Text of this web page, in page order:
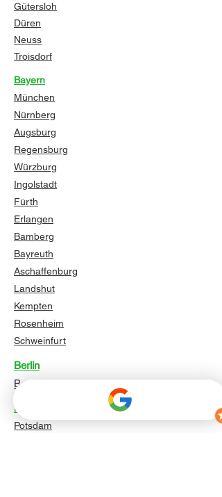
Gütersloh
Düren
Neuss
Troisdorf
Bayern
München
Nürnberg
Augsburg
Regensburg
Würzburg
Ingolstadt
Fürth
Erlangen
Bamberg
Bayreuth
Aschaffenburg
Landshut
Kempten
Rosenheim
Schweinfurt
Berlin
Berlin
Brandenburg
Potsdam